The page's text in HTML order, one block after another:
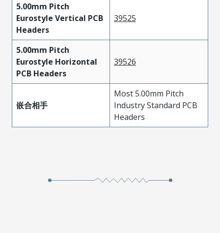
5.00mm Pitch
Eurostyle Vertical PCB
Headers
39525
5.00mm Pitch
Eurostyle Horizontal
PCB Headers
39526
嵌合相手
Most 5.00mm Pitch
Industry Standard PCB
Headers